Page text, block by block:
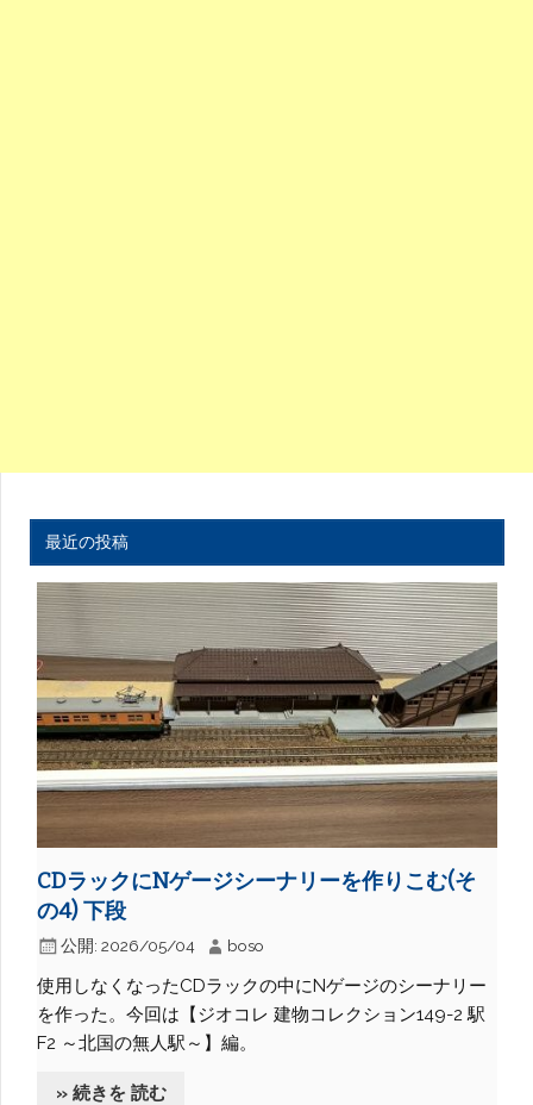
最近の投稿
CDラックにNゲージシーナリーを作りこむ(そ
の4) 下段
公開: 2026/05/04 boso
使用しなくなったCDラックの中にNゲージのシーナリー
を作った。今回は【ジオコレ 建物コレクション149-2 駅
F2 ～北国の無人駅～】編。
» 続きを 読む